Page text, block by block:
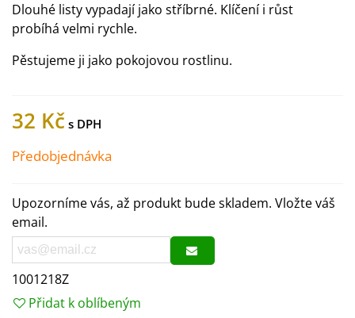
Dlouhé listy vypadají jako stříbrné. Klíčení i růst
probíhá velmi rychle.
Pěstujeme ji jako pokojovou rostlinu.
32 Kč
Předobjednávka
Upozorníme vás, až produkt bude skladem. Vložte váš
email.
1001218Z
Přidat k oblíbeným